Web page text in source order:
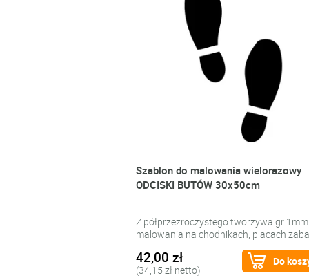
Szablon do malowania wielorazowy
ODCISKI BUTÓW 30x50cm
Z półprzezroczystego tworzywa gr
malowania na chodnikach, placach
42,00 zł
(34,15 zł netto)
Do